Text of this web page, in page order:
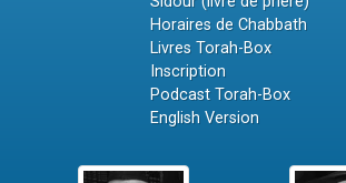
Horaires de Chabbath
Livres Torah-Box
Inscription
Podcast Torah-Box
English Version